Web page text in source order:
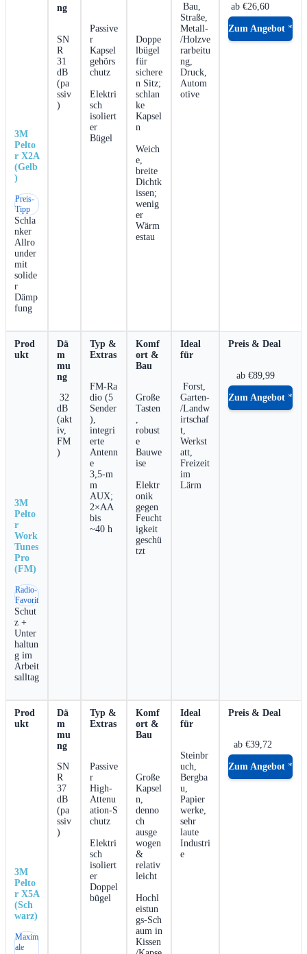
3M
Pelto
r X2A
(Gelb
)
Preis‑
Tipp
Schla
nker
Allro
under
mit
solide
r
Dämp
fung
SN
R⁤
31
dB⁢
(pa
ssiv
)
Passive
r
Kapsel
gehörs
chutz
Elektri
sch
isoliert
er‌
Bügel
Doppe
lbügel
für
sichere
n Sitz;
schlan
ke
Kapsel
n
Weich
e,
breite⁣
Dichtk
issen;
wenig
er
Wärm
estau
⁣ Bau,
Straße,
Metall-
/Holzve
rarbeitu
ng,
Druck,
Autom
otive
‌ ⁣ab €26,60
Zum Angebot
3M
Pelto
r
Work
Tunes‍
Pro
⁣(FM)
Radio‑
Favorit
Schut
z +⁣
Unter
haltun
g im
Arbeit
salltag
⁤ 32
dB ​
(akt
iv,
FM
)
FM‑Ra
dio⁢ (5⁤
Sender
),​
integri
erte
Antenn
e
3,5‑m
m
AUX;
2×AA
bis
~40 h
Große
Tasten
robust
e
Bauwe
ise
Elektr
onik
gegen
Feucht
igkeit
geschü
tzt
‍ Forst,
Garten-
/Landw
irtschaf
t,
⁣Werkst
att,
Freizeit
im
Lärm
⁣ ‍ ⁣​ ab €89,99
Zum Angebot
3M
Pelto
r X5A
(Sch
warz)
Maxim
ale
SN
R
37
dB
‍(pa
ssiv
)
Passive
r
High‑
Attenu
ation‑S
chutz
Elektri
sch
isoliert
er
⁤Doppel
bügel
Große
⁣Kapsel
n,
denno
ch
ausge
wogen
&
relativ
leicht
Hochl
eistun
gs‑Sch
aum ​in
Kissen
Steinbr
uch,
Bergba
u,
⁢Papier
werke,
sehr
‍laute
Industri
e
‌ ⁢ ab €39,72
Zum Angebot